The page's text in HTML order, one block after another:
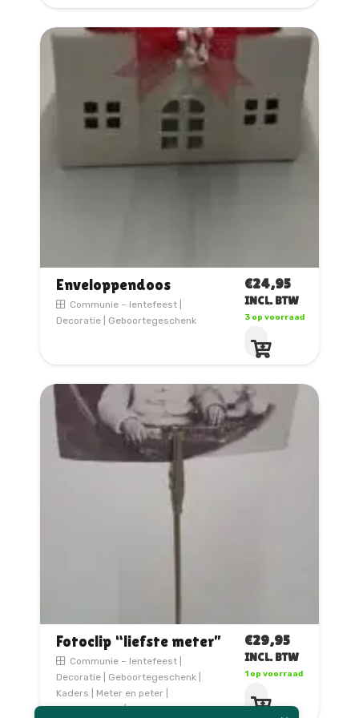
Enveloppendoos
Communie – lentefeest|
Decoratie
Geboortegeschenk
€24,95
INCL. BTW
3 op voorraad
Fotoclip “liefste meter”
Communie – lentefeest|
Decoratie
Geboortegeschenk
Kaders
Meter en peter
Personalisatie|Seizoensgebonden
€29,95
INCL. BTW
1 op voorraad